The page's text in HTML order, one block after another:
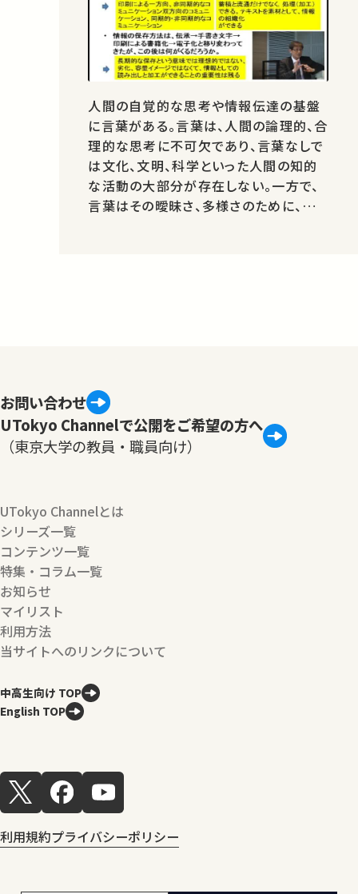
人間の自覚的な思考や情報伝達の基盤
に言葉がある。言葉は、人間の論理的、合
理的な思考に不可欠であり、言葉なしで
は文化、文明、科学といった人間の知的
な活動の大部分が存在しない。一方で、
言葉はその曖昧さ、多様さのために、情
お問い合わせ
UTokyo Channelで公開をご希望の方へ
（東京大学の教員・職員向け）
UTokyo Channelとは
シリーズ一覧
コンテンツ一覧
特集・コラム一覧
お知らせ
マイリスト
利用方法
当サイトへのリンクについて
中高生向け TOP
English TOP
利用規約プライバシーポリシー